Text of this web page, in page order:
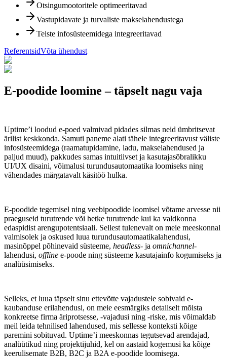
Otsingumootoritele optimeeritavad
Vastupidavate ja turvaliste makselahendustega
Teiste infosüsteemidega integreeritavad
ReferentsidVõta ühendust
E-poodide loomine – täpselt nagu vaja
Uptime’i loodud e-poed valmivad pidades silmas neid ümbritsevat
ärilist keskkonda. Samuti paneme alati tähele integreeritavust väliste
infosüsteemidega (raamatupidamine, ladu, makselahendused ja
paljud muud), pakkudes samas intuitiivset ja kasutajasõbralikku
UI/UX disaini, võimalusi turundusautomaatika loomiseks ning
vähendades märgatavalt käsitöö hulka.
E-poodide tegemisel ning veebipoodide loomisel võtame arvesse nii
praeguseid turutrende või hetke turutrende kui ka valdkonna
edaspidist arengupotentsiaali. Sellest tulenevalt on meie meeskonnal
valmisolek ja oskused luua turundusautomaatikalahendusi,
masinõppel põhinevaid süsteeme, headless- ja omnichannel-
lahendusi, offline e-poode ning süsteeme kasutajainfo kogumiseks ja
analüüsimiseks.
Selleks, et luua täpselt sinu ettevõtte vajadustele sobivaid e-
kaubanduse erilahendusi, on meie eesmärgiks detailselt mõista
konkreetse firma äriprotsesse, -vajadusi ning -riske, mis võimaldab
meil leida tehnilised lahendused, mis sellesse konteksti kõige
paremini sobituvad. Uptime’i meeskonnas tegutsevad arendajad,
analüütikud ning projektijuhid, kel on aastaid kogemusi ka kõige
keerulisemate B2B, B2C ja B2A e-poodide loomisega.